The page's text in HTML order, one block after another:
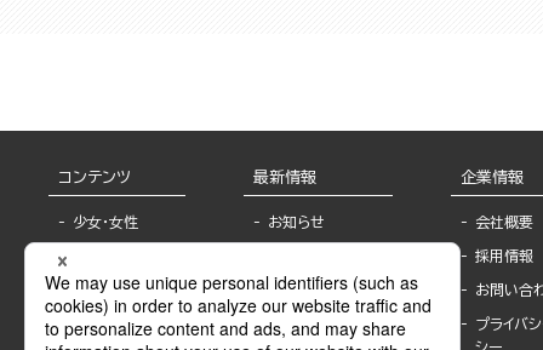
コンテンツ
少女・女性
BL
ライトノベル
最新情報
お知らせ
報
書店様へ
海外ライセンシー
企業情報
会社概要
採用情報
お問い合
プライバ
シー